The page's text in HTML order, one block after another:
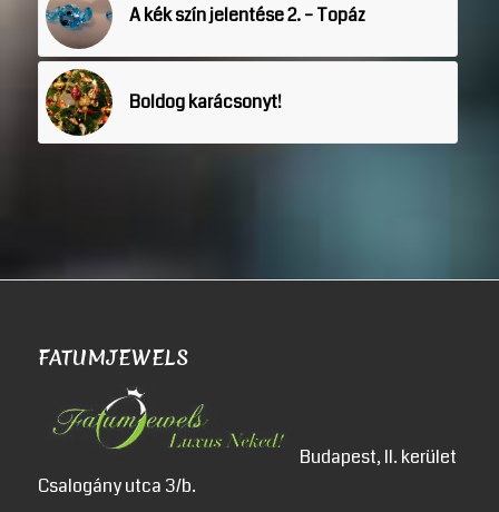
A kék szín jelentése 2. – Topáz
Boldog karácsonyt!
FATUMJEWELS
Budapest, II. kerület
Csalogány utca 3/b.